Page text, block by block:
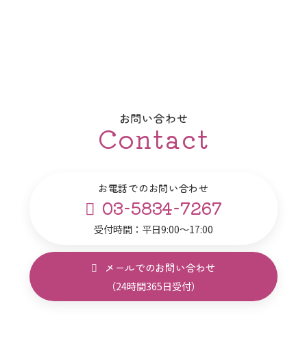
お問い合わせ
Contact
お電話でのお問い合わせ
03-5834-7267
受付時間：平日9:00～17:00
メールでのお問い合わせ
（24時間365日受付）